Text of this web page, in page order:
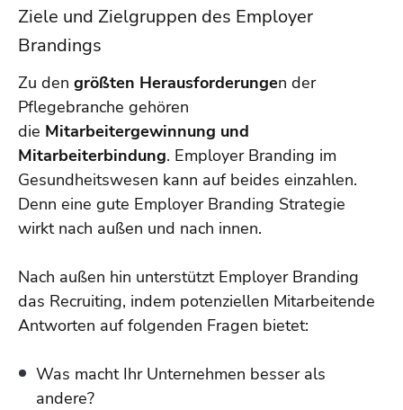
Ziele und Zielgruppen des Employer
Brandings
Zu den größten Herausforderungen der
Pflegebranche gehören
die Mitarbeitergewinnung und
Mitarbeiterbindung. Employer Branding im
Gesundheitswesen kann auf beides einzahlen.
Denn eine gute Employer Branding Strategie
wirkt nach außen und nach innen.
Nach außen hin unterstützt Employer Branding
das Recruiting, indem potenziellen Mitarbeitende
Antworten auf folgenden Fragen bietet:
Was macht Ihr Unternehmen besser als
andere?